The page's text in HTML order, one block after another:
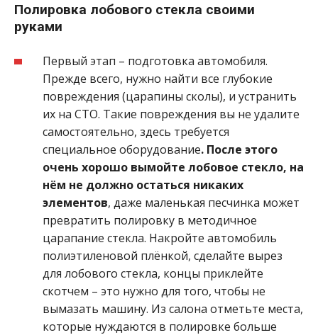
Полировка лобового стекла своими
руками
Первый этап – подготовка автомобиля.
Прежде всего, нужно найти все глубокие
повреждения (царапины сколы), и устранить
их на СТО. Такие повреждения вы не удалите
самостоятельно, здесь требуется
специальное оборудование. После этого
очень хорошо вымойте лобовое стекло, на
нём не должно остаться никаких
элементов, даже маленькая песчинка может
превратить полировку в методичное
царапание стекла. Накройте автомобиль
полиэтиленовой плёнкой, сделайте вырез
для лобового стекла, концы приклейте
скотчем – это нужно для того, чтобы не
вымазать машину. Из салона отметьте места,
которые нуждаются в полировке больше